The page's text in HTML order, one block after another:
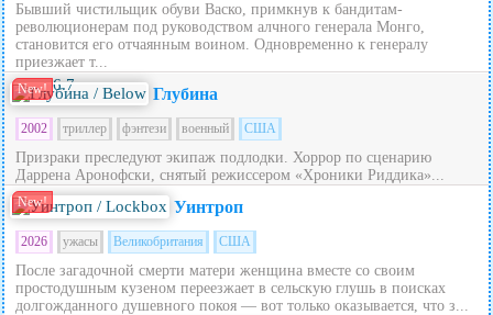
Бывший чистильщик обуви Васко, примкнув к бандитам-
революционерам под руководством алчного генерала Монго,
становится его отчаянным воином. Одновременно к генералу
приезжает т...
New! 6.7 Глубина
2002 триллер фэнтези военный США
Призраки преследуют экипаж подлодки. Хоррор по сценарию
Даррена Аронофски, снятый режиссером «Хроники Риддика»...
New! Уинтроп
2026 ужасы Великобритания США
После загадочной смерти матери женщина вместе со своим
простодушным кузеном переезжает в сельскую глушь в поисках
долгожданного душевного покоя — вот только оказывается, что з...